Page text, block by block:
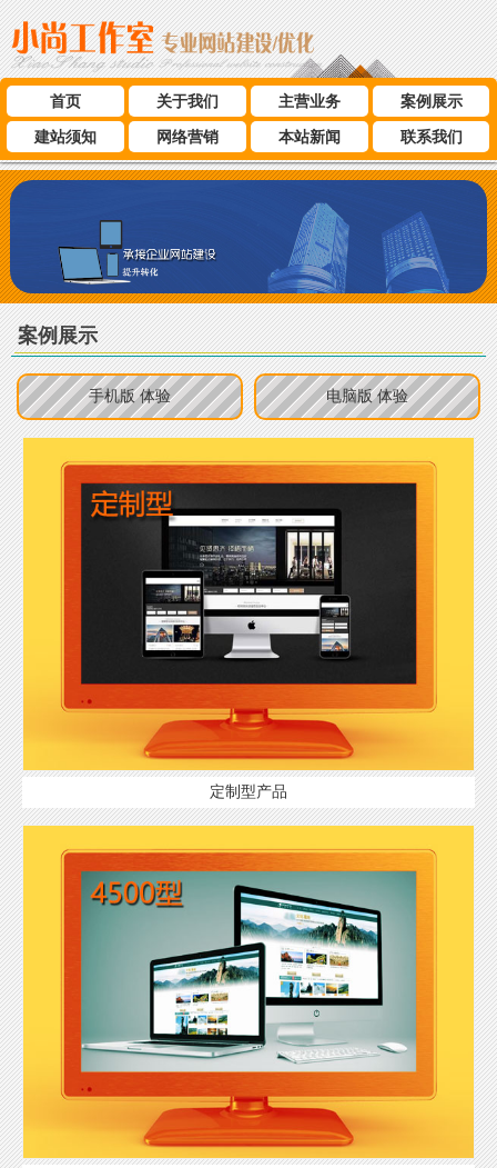
首页 关于我们 主营业务
案例展示
建站须知
网络营销 本站新闻 联系我们
案例展示
手机版 体验 电脑版 体验
定制型产品